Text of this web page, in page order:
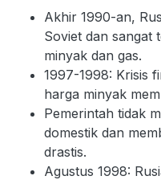
Akhir 1990-an,
Soviet dan sangat
minyak dan gas.
1997-1998: Krisis
harga minyak
Pemerintah tidak
domestik dan
drastis.
Agustus 1998: